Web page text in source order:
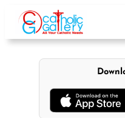
content